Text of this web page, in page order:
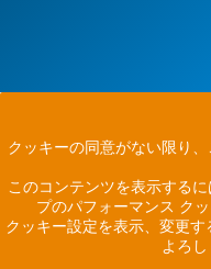
クッキーの同意がない限り
このコンテンツを表示する
プのパフォーマンス ク
クッキー設定を表示、変更
よろし